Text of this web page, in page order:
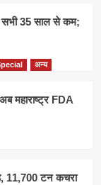
सभी 35 साल से कम;
अन्य
महाराष्ट्र FDA
11,700 टन कचरा